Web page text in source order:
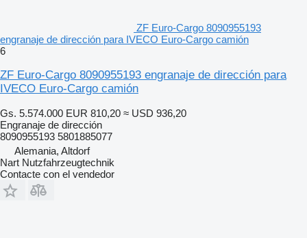
ZF Euro-Cargo 8090955193
engranaje de dirección para IVECO Euro-Cargo camión
6
ZF Euro-Cargo 8090955193 engranaje de dirección para
IVECO Euro-Cargo camión
Gs. 5.574.000 EUR 810,20 ≈ USD 936,20
Engranaje de dirección
8090955193 5801885077
Alemania, Altdorf
Nart Nutzfahrzeugtechnik
Contacte con el vendedor